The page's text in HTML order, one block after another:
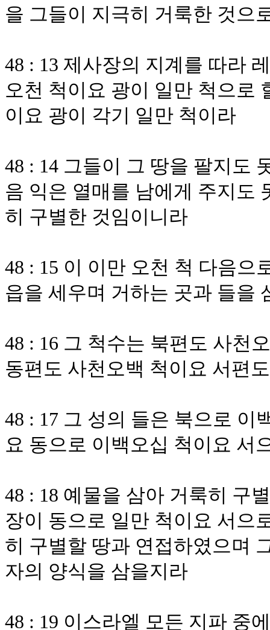
을 그들이 지극히 거룩한 것으
48 : 13 제사장의 지계를 따라
오천 척이요 광이 일만 척으로
이요 광이 각기 일만 척이라
48 : 14 그들이 그 땅을 팔지도
음 익은 열매를 남에게 주지도
히 구별한 것임이니라
48 : 15 이 이만 오천 척 다음으
읍을 세우며 거하는 곳과 들을
48 : 16 그 척수는 북편도 사천
동편도 사천오백 척이요 서편
48 : 17 그 성의 들은 북으로 이
요 동으로 이백오십 척이요 서
48 : 18 예물을 삼아 거룩히 구
장이 동으로 일만 척이요 서으
히 구별할 땅과 연접하였으며
자의 양식을 삼을지라
48 : 19 이스라엘 모든 지파 중